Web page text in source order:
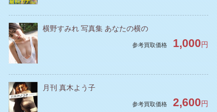
横野すみれ 写真集 あなたの横の
参考買取価格 1,000円
月刊 真木よう子
参考買取価格 2,600円